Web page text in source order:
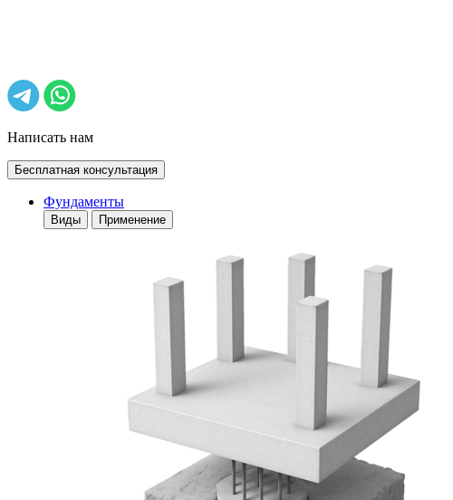
Написать нам
Бесплатная консультация
Фундаменты
Виды Применение